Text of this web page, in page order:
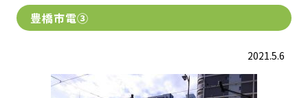
豊橋市電③
2021.5.6